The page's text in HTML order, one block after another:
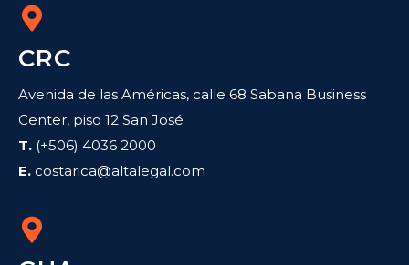
CRC
Avenida de las Américas, calle 68 Sabana Business
Center, piso 12 San José
T. (+506) 4036 2000
E. costarica@altalegal.com